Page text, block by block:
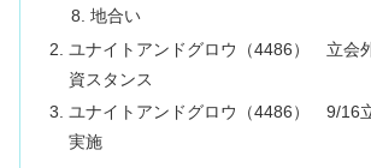
地合い
ユナイトアンドグロウ（4486） 立
資スタンス
ユナイトアンドグロウ（4486） 9/16
実施